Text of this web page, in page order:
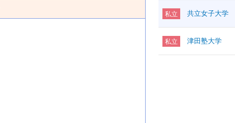
私立 共立女子大学
私立 津田塾大学